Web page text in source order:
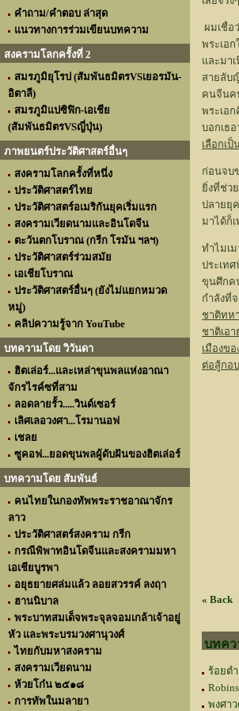
คำถาม/คำตอบ ล่าสุด
แนวทางการร่วมเขียนบทความ
สงครามโลกครั้งที่ 2
สมรภูมิยุโรป (สัมพันธมิตรVSเยอรมัน-
อิตาลี)
สมรภูมิแปซิฟิก-เอเชีย
(สัมพันธมิตรVSญี่ปุ่น)
ภาพยนตร์ประวัติศาสตร์อื่นๆ
สงครามโลกครั้งที่หนึ่ง
ประวัติศาสตร์ไทย
ประวัติศาสตร์อเมริกันยุคเริ่มแรก
สงครามเวียดนามและอินโดจีน
ตะวันตกโบราณ (กรีก โรมัน ฯลฯ)
ประวัติศาสตร์ร่วมสมัย
เอเชียโบราณ
ประวัติศาสตร์อื่นๆ (ยังไม่แยกหมวด
หมู่)
คลิปความรู้จาก YouTube
บทความโดย วิวันดา
ฮิตเล่อร์...และเหล่าขุนพลแห่งอาณา
จักรไรค์ซที่สาม
ลอดลายรั้ว.....วินด์เซอร์
เลิศเลอวงศา...โรมานอฟ
เชลย
ซูคอฟ...ยอดขุนพลผู้ดับฝันของฮิตเล่อร์
บทความโดย สัมพันธ์
คนไทยในกองทัพพระราชอาณาจักร
ลาว
ประวัติศาสตร์สงคราม กรีก
กรณีพิพาทอินโดจีนและสงครามมหา
เอเชียบูรพา
อยุธยายศล่มแล้ว ลอยสวรรค์ ลงฤา
ฮานนิบาล
พระบาทสมเด็จพระจุลจอมเกล้าเจ้าอยู่
หัว และพระบรมวงศานุวงศ์
ไทยกับมหาสงคราม
สงครามเวียดนาม
ห้วยโก๋น ๒๕๑๘
การทัพในมลายา
ผมเชื่อ
พระเอ
และมา
สายลับ
คนจีนค
พระเอก
บอกเธ
เลือกเ
ก่อนจบ
ยิ่งที่ช่ว
ปลายยุ
มาได้ก็
ทำไมเ
ประเท
ขุนศึกค
กำลังที่
ชาติทห
ชาติเอ
เมืองข
ต่อสู้กอ
« Back
บทคว
ร้อยต
พงศา